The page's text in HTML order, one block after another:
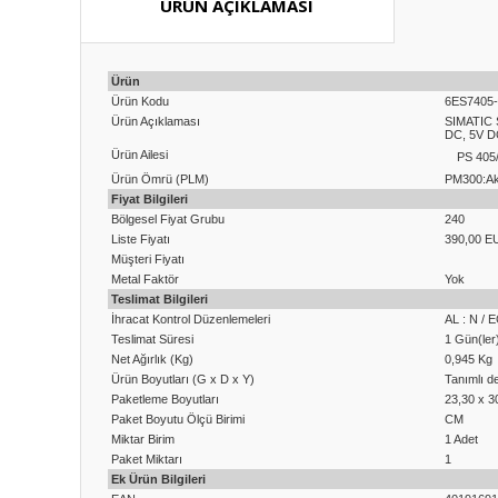
ÜRÜN AÇIKLAMASI
Ürün
Ürün Kodu
Ürün Açıklaması
SIMATIC
DC, 5V
Ürün Ailesi
PS
Ürün Ömrü (PLM)
Fiyat Bilgileri
Bölgesel Fiyat Grubu
240
Liste Fiyatı
390,00
Müşteri Fiyatı
Metal Faktör
Yok
Teslimat Bilgileri
İhracat Kontrol Düzenlemeleri
AL : N /
Teslimat Süresi
1 Gün(ler)
Net Ağırlık (Kg)
0,945 Kg
Ürün Boyutları (G x D x Y)
Tanımlı
Paketleme Boyutları
23,30 x
Paket Boyutu Ölçü Birimi
CM
Miktar Birim
1 Adet
Paket Miktarı
1
Ek Ürün Bilgileri